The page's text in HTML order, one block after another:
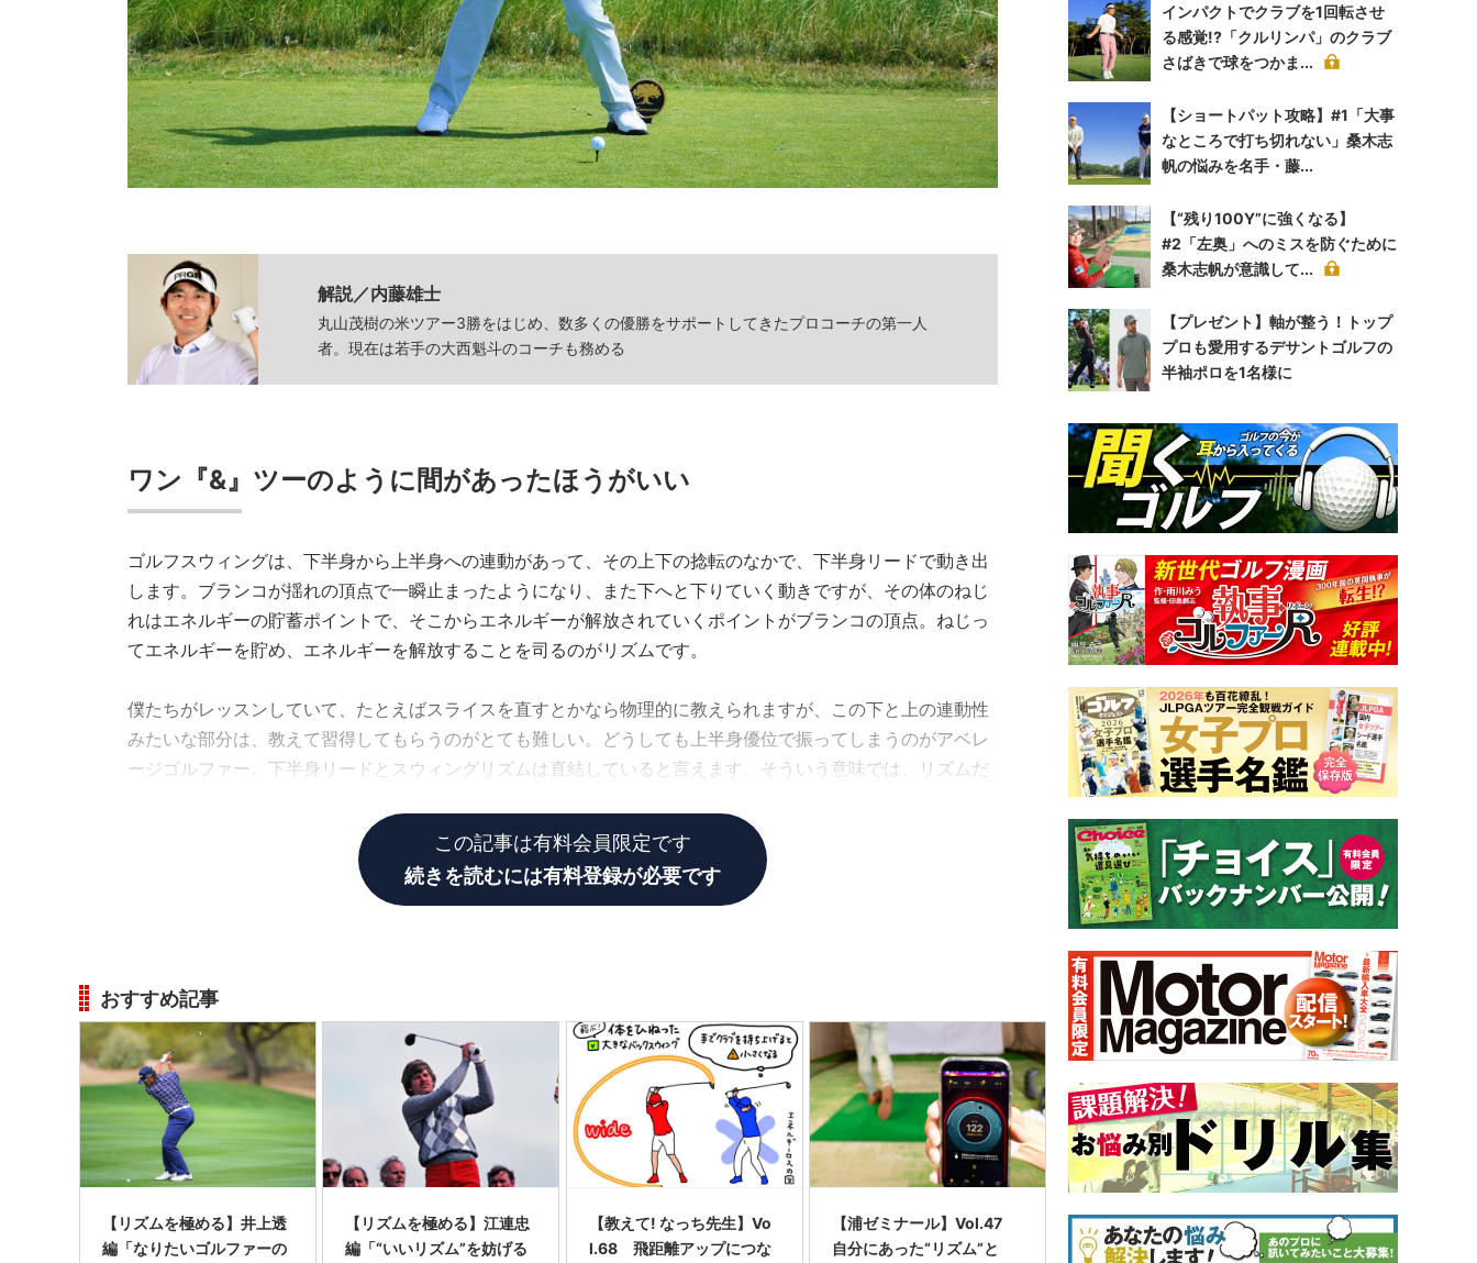
解説／内藤雄士
丸山茂樹の米ツアー3勝をはじめ、数多くの優勝をサポートしてきたプロコーチの第一人
者。現在は若手の大西魁斗のコーチも務める
ワン『&』ツーのように間があったほうがいい
ゴルフスウィングは、下半身から上半身への連動があって、その上下の捻転のなかで、下半身リードで動き出
します。ブランコが揺れの頂点で一瞬止まったようになり、また下へと下りていく動きですが、その体のねじ
れはエネルギーの貯蓄ポイントで、そこからエネルギーが解放されていくポイントがブランコの頂点。ねじっ
てエネルギーを貯め、エネルギーを解放することを司るのがリズムです。
僕たちがレッスンしていて、たとえばスライスを直すとかなら物理的に教えられますが、この下と上の連動性
みたいな部分は、教えて習得してもらうのがとても難しい。どうしても上半身優位で振ってしまうのがアベレ
ージゴルファー。下半身リードとスウィングリズムは直結していると言えます。そういう意味では、リズムだ
この記事は有料会員限定です
続きを読むには有料登録が必要です
おすすめ記事
【リズムを極める】井上透
編「なりたいゴルファーの
【リズムを極める】江連忠
編「“いいリズム”を妨げる
【教えて! なっち先生】Vo
l.68 飛距離アップにつな
【浦ゼミナール】Vol.47
自分にあった“リズム”と
インパクトでクラブを1回転させ
る感覚!?「クルリンパ」のクラブ
さばきで球をつかま...
【ショートパット攻略】#1「大事
なところで打ち切れない」桑木志
帆の悩みを名手・藤...
【“残り100Y”に強くなる】
#2「左奥」へのミスを防ぐために
桑木志帆が意識して...
【プレゼント】軸が整う！トップ
プロも愛用するデサントゴルフの
半袖ポロを1名様に